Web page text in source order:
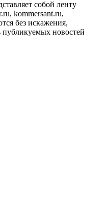
собой ленту
kommersant.ru,
без искажения,
публикуемых новостей